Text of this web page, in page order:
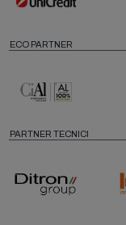
ECO PARTNER
PARTNER TECNICI